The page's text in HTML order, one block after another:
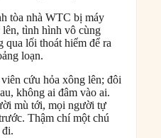
tòa nhà WTC bị máy
tình hình vô cùng
lối thoát hiểm để ra
loạn.
cứu hỏa xông lên; đôi
không ai đâm vào ai.
mù tới, mọi người tự
Thậm chí một chú